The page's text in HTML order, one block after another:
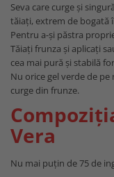
Seva care curge și
tăiați, extrem de bogată
Pentru a-și păstra
Tăiați frunza și aplicați
cea mai pură și stabilă
Nu orice gel verde de pe
curge din frunze.
Vera
Nu mai puțin de 75 de